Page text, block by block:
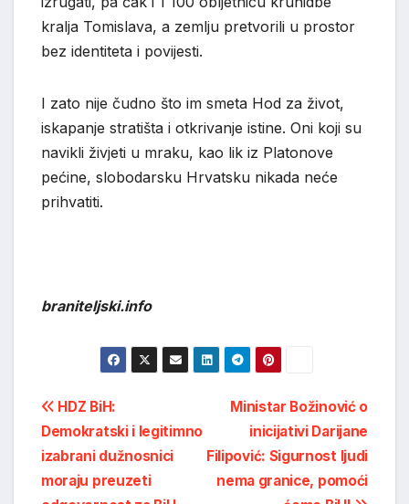
kralja Tomislava, a zemlju pretvorili u prostor
bez identiteta i povijesti.
I zato nije čudno što im smeta Hod za život,
iskapanje stratišta i otkrivanje istine. Oni koji su
navikli živjeti u mraku, kao lik iz Platonove
pećine, slobodarsku Hrvatsku nikada neće
prihvatiti.
braniteljski.info
Post
navigation
Ministar Božinović o
inicijativi Darijane
Filipović: Sigurnost ljudi
nema granice, pomoći
HDZ BiH:
Demokratski i legitimno
izabrani dužnosnici
moraju preuzeti